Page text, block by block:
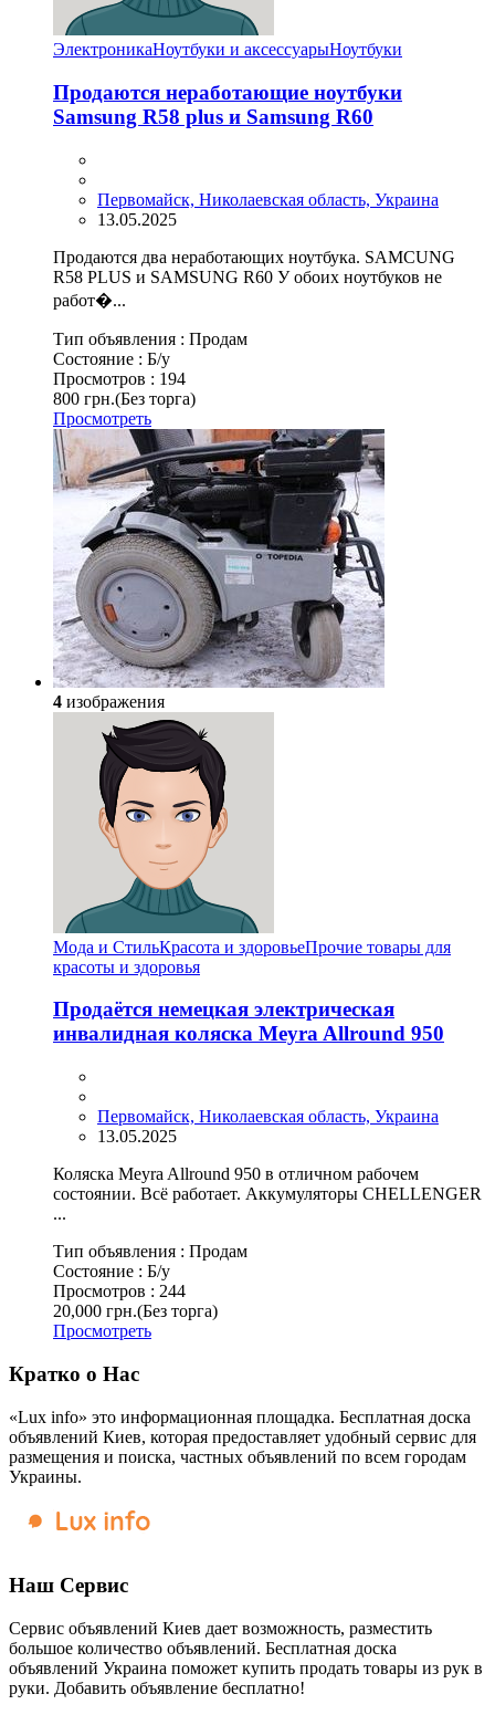
ЭлектроникаНоутбуки и аксессуарыНоутбуки
Продаются неработающие ноутбуки
Samsung R58 plus и Samsung R60
Первомайск, Николаевская область, Украина
13.05.2025
Продаются два неработающих ноутбука. SAMCUNG
R58 PLUS и SAMSUNG R60 У обоих ноутбуков не
работ�...
Тип объявления : Продам
Состояние : Б/у
Просмотров : 194
800 грн.(Без торга)
Просмотреть
4 изображения
Мода и СтильКрасота и здоровьеПрочие товары для
красоты и здоровья
Продаётся немецкая электрическая
инвалидная коляска Meyra Allround 950
Первомайск, Николаевская область, Украина
13.05.2025
Коляска Meyra Allround 950 в отличном рабочем
состоянии. Всё работает. Аккумуляторы CHELLENGER
...
Тип объявления : Продам
Состояние : Б/у
Просмотров : 244
20,000 грн.(Без торга)
Просмотреть
Кратко о Нас
«Lux info» это информационная площадка. Бесплатная доска
объявлений Киев, которая предоставляет удобный сервис для
размещения и поиска, частных объявлений по всем городам
Украины.
Наш Сервис
Сервис объявлений Киев дает возможность, разместить
большое количество объявлений. Бесплатная доска
объявлений Украина поможет купить продать товары из рук в
руки. Добавить объявление бесплатно!